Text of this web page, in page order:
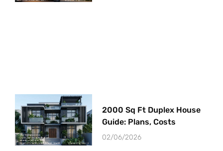
2000 Sq Ft Duplex House
Guide: Plans, Costs
02/06/2026